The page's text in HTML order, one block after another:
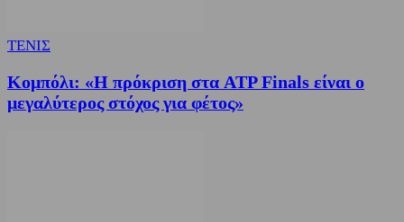
ΤΕΝΙΣ
Κομπόλι: «Η πρόκριση στα ATP Finals είναι ο
μεγαλύτερος στόχος για φέτος»